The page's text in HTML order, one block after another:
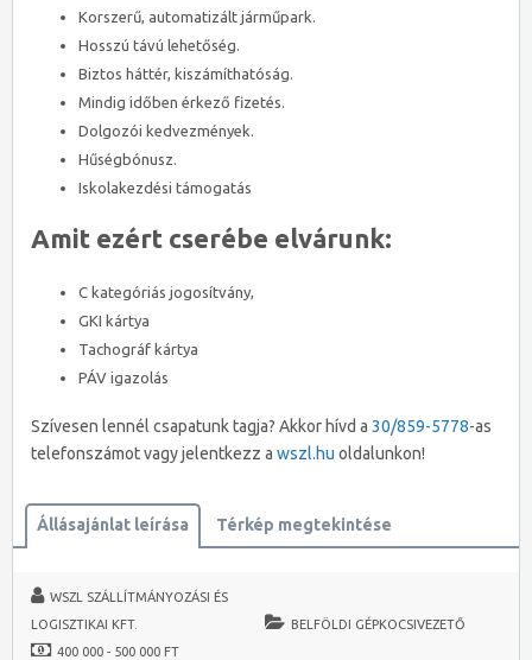
Korszerű, automatizált járműpark.
Hosszú távú lehetőség.
Biztos háttér, kiszámíthatóság.
Mindig időben érkező fizetés.
Dolgozói kedvezmények.
Hűségbónusz.
Iskolakezdési támogatás
Amit ezért cserébe elvárunk:
C kategóriás jogosítvány,
GKI kártya
Tachográf kártya
PÁV igazolás
Szívesen lennél csapatunk tagja? Akkor hívd a 30/859-5778-as
telefonszámot vagy jelentkezz a wszl.hu oldalunkon!
Állásajánlat leírása Térkép megtekintése
WSZL SZÁLLÍTMÁNYOZÁSI ÉS
LOGISZTIKAI KFT.
BELFÖLDI GÉPKOCSIVEZETŐ
400 000 - 500 000 FT